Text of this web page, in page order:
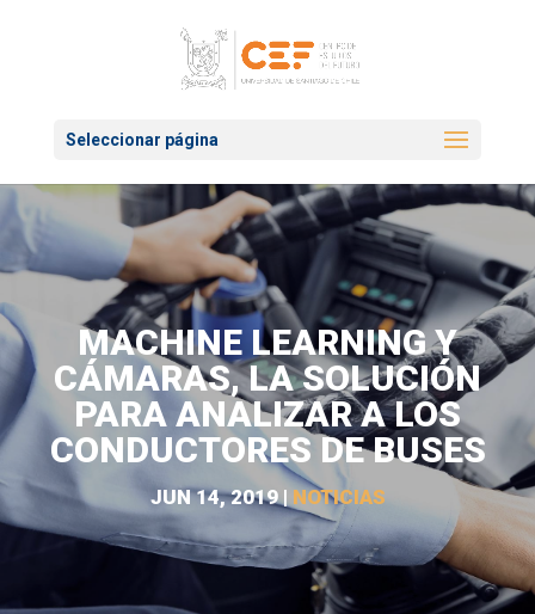
Seleccionar página
MACHINE LEARNING Y
CÁMARAS, LA SOLUCIÓN
PARA ANALIZAR A LOS
CONDUCTORES DE BUSES
JUN 14, 2019| NOTICIAS